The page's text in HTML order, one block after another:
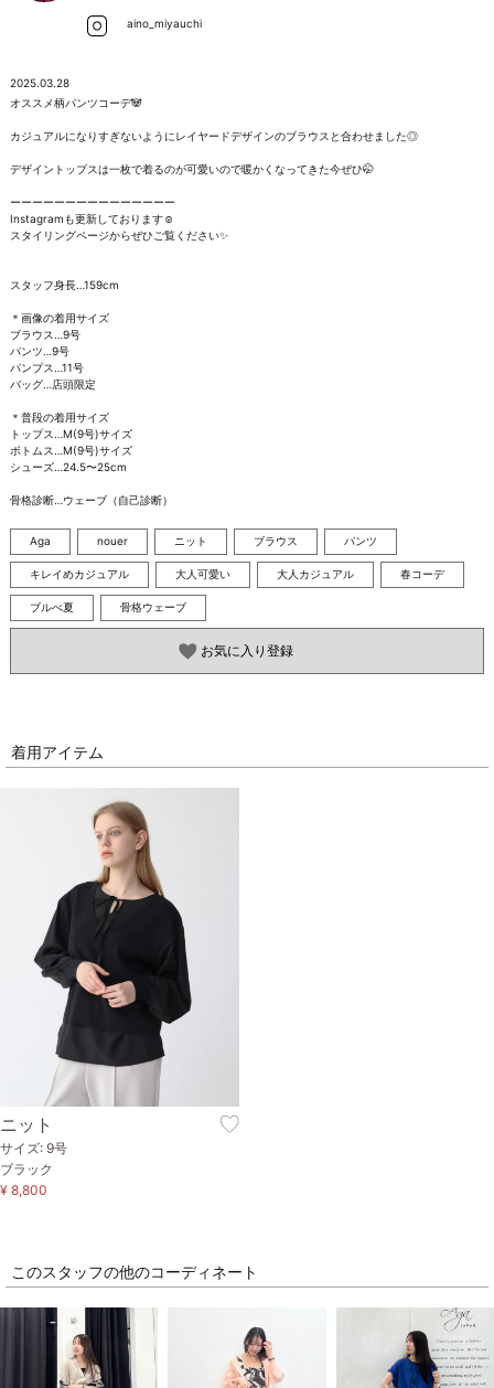
aino_miyauchi
2025.03.28
オススメ柄パンツコーデ🐼
カジュアルになりすぎないようにレイヤードデザインのブラウスと合わせました◎
デザイントップスは一枚で着るのが可愛いので暖かくなってきた今ぜひ🤭
ーーーーーーーーーーーーーーー
Instagramも更新しております☺︎
スタイリングページからぜひご覧ください✨
スタッフ身長…159cm
＊画像の着用サイズ
ブラウス…9号
パンツ…9号
パンプス…11号
バッグ…店頭限定
＊普段の着用サイズ
トップス…M(9号)サイズ
ボトムス…M(9号)サイズ
シューズ…24.5〜25cm
骨格診断…ウェーブ（自己診断）
Aga nouer ニット ブラウス パンツ
キレイめカジュアル 大人可愛い 大人カジュアル 春コーデ
ブルべ夏 骨格ウェーブ
お気に入り登録
着用アイテム
ニット
サイズ: 9号
ブラック
¥ 8,800
このスタッフの他のコーディネート